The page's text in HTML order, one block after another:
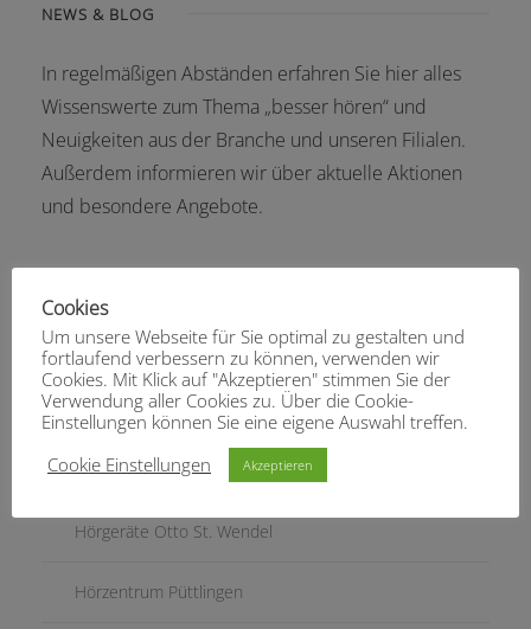
NEWS & BLOG
In regelmäßigen Abständen erfahren Sie hier alles
Wissenswerte zum Thema „besser hören“ und
Neuigkeiten aus der Branche und unseren Filialen.
Außerdem informieren wir über aktuelle Aktionen
und besondere Angebote.
FILIALEN SAARLAND
Hörgeräte Otto Homburg
Hörgeräte Thiel St. Ingbert
Hörgeräte Thiel Dudweiler
Hörgeräte Otto St. Wendel
Hörzentrum Püttlingen
Cookies
Um unsere Webseite für Sie optimal zu gestalten und
fortlaufend verbessern zu können, verwenden wir
Cookies. Mit Klick auf "Akzeptieren" stimmen Sie der
Verwendung aller Cookies zu. Über die Cookie-
Einstellungen können Sie eine eigene Auswahl treffen.
Cookie Einstellungen
Akzeptieren